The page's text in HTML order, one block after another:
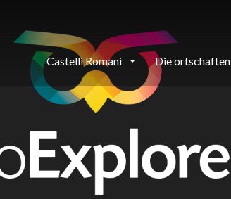
Castelli Romani Die ortschaften